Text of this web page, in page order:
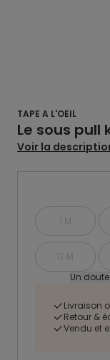
TAPE A L'OEIL
Le sous pull
Voir la
1 M
12 M
Un
Livraison
Retour &
Vendu et